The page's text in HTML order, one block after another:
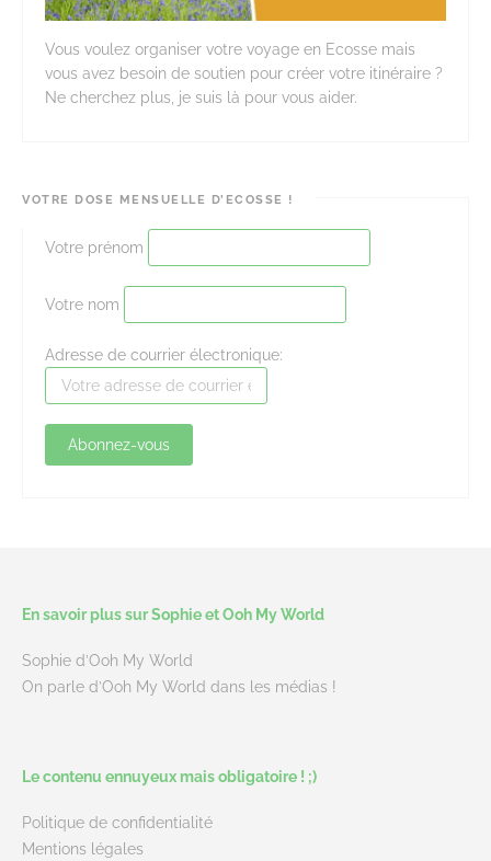
Vous voulez organiser votre voyage en Ecosse mais
vous avez besoin de soutien pour créer votre itinéraire ?
Ne cherchez plus, je suis là pour vous aider.
VOTRE DOSE MENSUELLE D’ECOSSE !
Votre prénom
Votre nom
Adresse de courrier électronique:
En savoir plus sur Sophie et Ooh My World
Sophie d’Ooh My World
On parle d’Ooh My World dans les médias !
Le contenu ennuyeux mais obligatoire ! ;)
Politique de confidentialité
Mentions légales